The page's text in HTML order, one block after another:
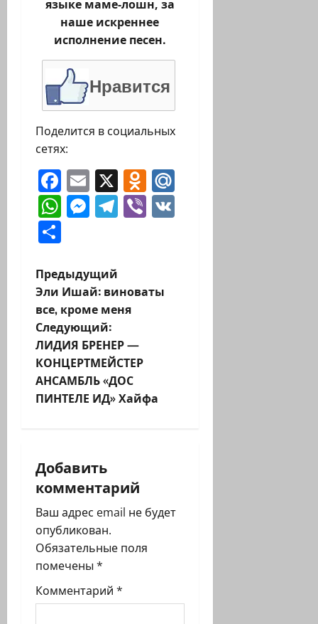
языке маме-лошн, за
наше искреннее
исполнение песен.
Нравится
Поделится в социальных
сетях:
Facebook
Email
X Odnoklassniki
WhatsApp
Messenger
Telegram
Viber
Н
а
в
и
г
ц
и
я
з
а
п
Предыдущий
Эли Ишай: виноваты
все, кроме меня
Следующий:
ЛИДИЯ БРЕНЕР —
КОНЦЕРТМЕЙСТЕР
АНСАМБЛЬ «ДОС
ПИНТЕЛЕ ИД» Хайфа
Добавить
комментарий
Ваш адрес email не будет
опубликован.
Обязательные поля
помечены *
Комментарий *